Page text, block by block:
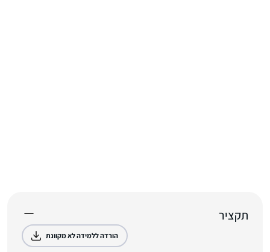
תקציר
הורדה ללמידה לא מקוונת